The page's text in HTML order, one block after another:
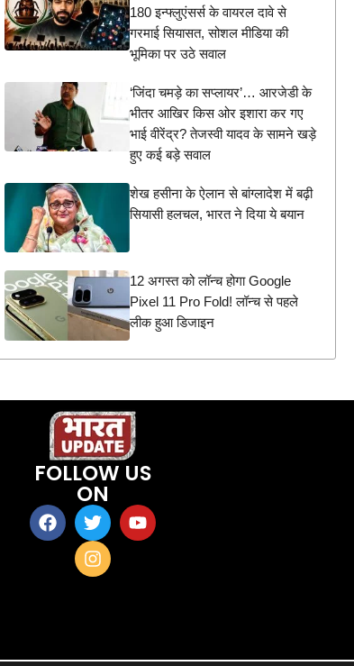
180 इन्फ्लुएंसर्स के वायरल दावे से
गरमाई सियासत, सोशल मीडिया की
भूमिका पर उठे सवाल
‘जिंदा चमड़े का सप्लायर’… आरजेडी के
भीतर आखिर किस ओर इशारा कर गए
भाई वीरेंद्र? तेजस्वी यादव के सामने खड़े
हुए कई बड़े सवाल
शेख हसीना के ऐलान से बांग्लादेश में बढ़ी
सियासी हलचल, भारत ने दिया ये बयान
12 अगस्त को लॉन्च होगा Google
Pixel 11 Pro Fold! लॉन्च से पहले
लीक हुआ डिजाइन
FOLLOW US
ON